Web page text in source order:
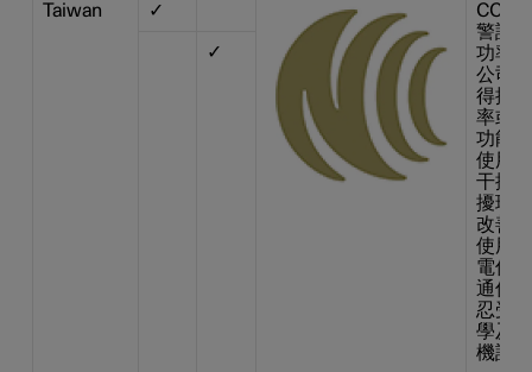
Taiwan ✓
警語
功率
公司
得擅
率或
功能
使用
干擾
擾現
改善
使用
電信
通信
忍受
學及
機設
✓